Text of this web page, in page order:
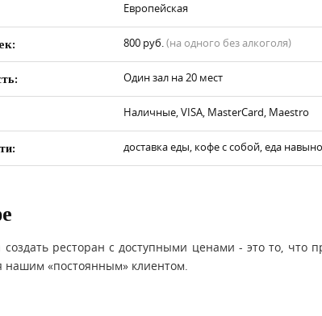
Европейская
800 руб.(на одного без алкоголя)
Один зал на 20 мест
Наличные, VISA, MasterCard, Maestro
доставка еды, кофе с собой, еда
ресторан с доступными ценами - это то, что
нашим «постоянным» клиентом.